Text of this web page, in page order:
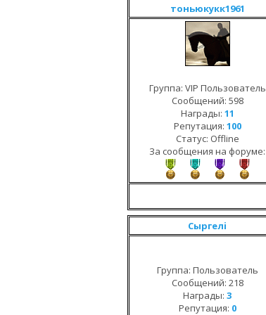
тоньюкукк1961
Группа: VIP Пользователь
Сообщений: 598
Награды: 11
Репутация: 100
Статус: Offline
За сообщения на форуме:
Сыргелi
Группа: Пользователь
Сообщений: 218
Награды: 3
Репутация: 0